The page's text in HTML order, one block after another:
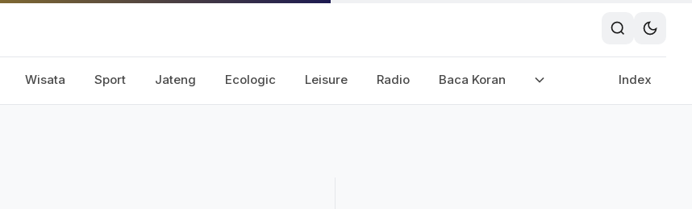
Wisata Sport Jateng Ecologic Leisure Radio Baca Koran Index